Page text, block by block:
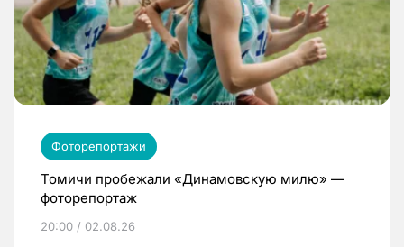
Фоторепортажи
Томичи пробежали «Динамовскую милю» —
фоторепортаж
20:00 / 02.08.26